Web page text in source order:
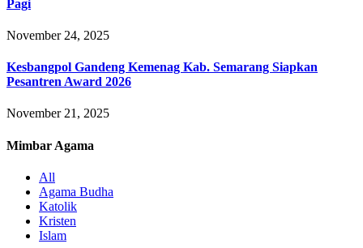
Pagi
November 24, 2025
Kesbangpol Gandeng Kemenag Kab. Semarang Siapkan
Pesantren Award 2026
November 21, 2025
Mimbar Agama
All
Agama Budha
Katolik
Kristen
Islam